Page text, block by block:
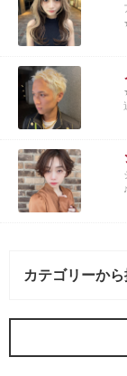
カテゴリーか
メンズカット (1記